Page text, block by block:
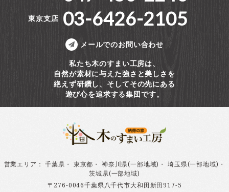
東京支店 03-6426-2105
メールでのお問い合わせ
私たち木のすまい工房は、
自然が素材に与えた強さと美しさを
絶えず研鑽し、そしてその先にある
遊び心を追求する集団です。
営業エリア ：千葉県 ・ 東京都 ・ 神奈川県(一部地域) ・ 埼玉県(一部地域) ・
茨城県(一部地域)
〒276-0046千葉県八千代市大和田新田917-5